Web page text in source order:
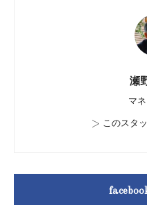
瀬
マ
> このスタ